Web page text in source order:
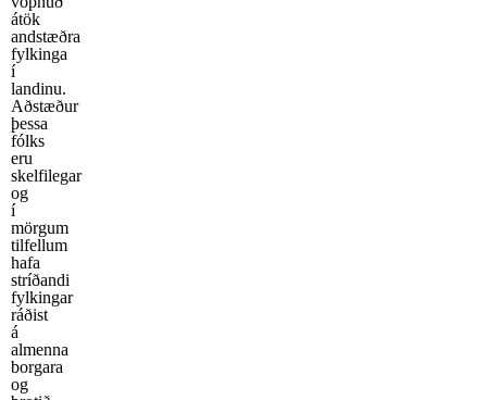
átök
andstæðra
fylkinga
í
landinu.
Aðstæður
þessa
fólks
eru
skelfilegar
og
í
mörgum
tilfellum
hafa
stríðandi
fylkingar
ráðist
á
almenna
borgara
og